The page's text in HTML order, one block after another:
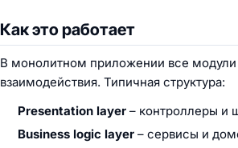
Как это работает
В монолитном приложении все
взаимодействия. Типичная структура:
Presentation layer – контроллеры и
Business logic layer – сервисы и